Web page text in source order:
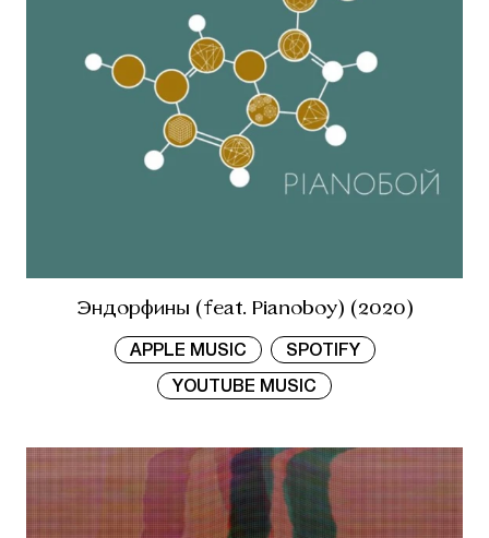
Эндорфины (feat. Pianoboy) (2020)
APPLE MUSIC SPOTIFY
YOUTUBE MUSIC